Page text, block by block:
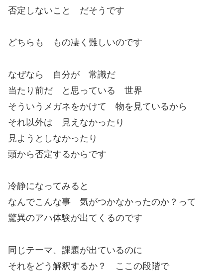
否定しないこと だそうです
どちらも もの凄く難しいのです
なぜなら 自分が 常識だ
当たり前だ と思っている 世界
そういうメガネをかけて 物を見ているから
それ以外は 見えなかったり
見ようとしなかったり
頭から否定するからです
冷静になってみると
なんでこんな事 気がつかなかったのか？って
驚異のアハ体験が出てくるのです
同じテーマ、課題が出ているのに
それをどう解釈するか？ ここの段階で